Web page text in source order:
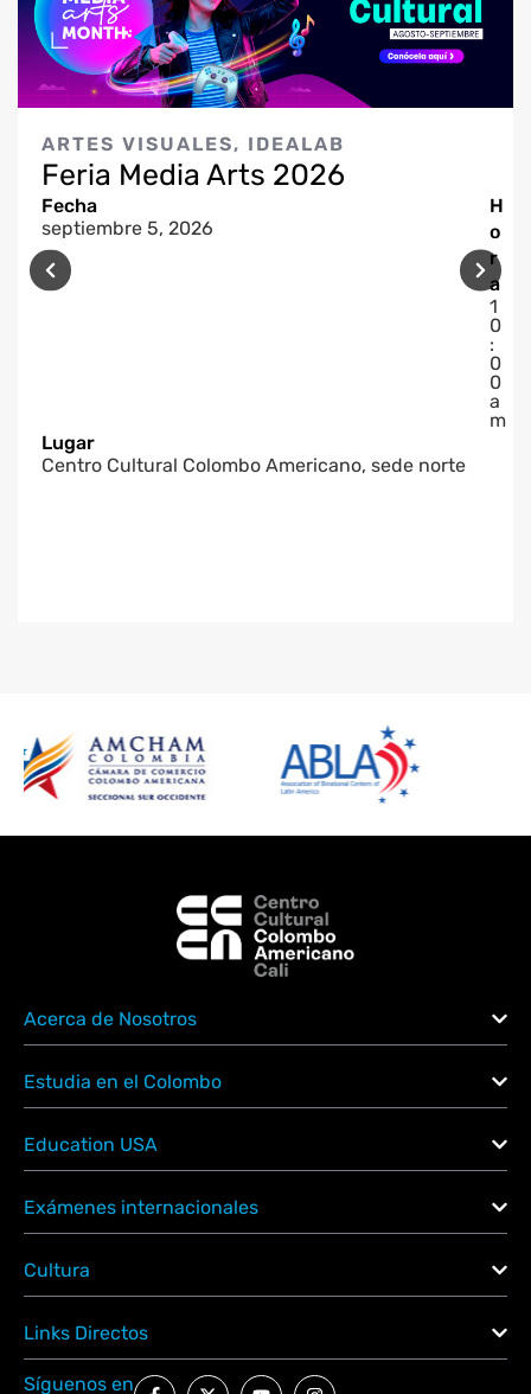
ARTES VISUALES, IDEALAB
Feria Media Arts 2026
Fecha
septiembre 5, 2026
H
o
r
a
1
0
:
0
0
a
m
Lugar
Centro Cultural Colombo Americano, sede norte
Acerca de Nosotros
Estudia en el Colombo
Education USA
Exámenes internacionales
Cultura
Links Directos
Síguenos en